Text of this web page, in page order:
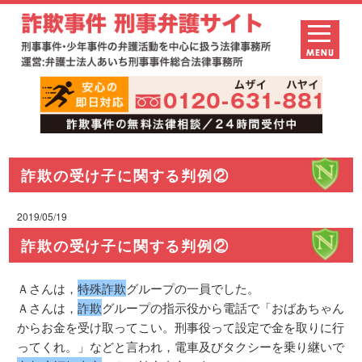
詐欺の受け子に関する判例②
2019/05/19
詐欺の受け子に関する判例②
Ａさんは，特殊詐欺グループの一員でした。
Ａさんは，詐欺グループの指示役から電話で「おばあちゃん
からお金を受け取ってこい。刑事役って設定で金を取りに行
ってくれ。」などと言われ，電車及びタクシーを乗り継いで